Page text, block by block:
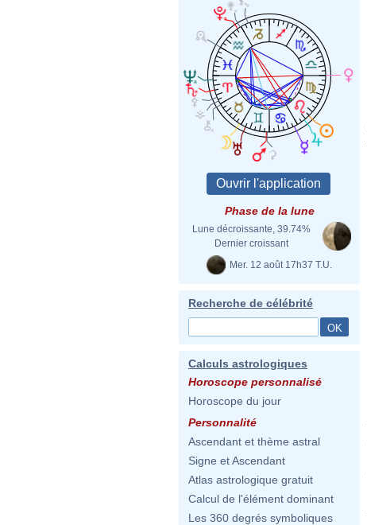
Phase de la lune
Lune décroissante, 39.74%
Dernier croissant
Mer. 12 août 17h37 T.U.
Recherche de célébrité
Calculs astrologiques
Horoscope personnalisé
Horoscope du jour
Personnalité
Ascendant et thème astral
Signe et Ascendant
Atlas astrologique gratuit
Calcul de l'élément dominant
Les 360 degrés symboliques